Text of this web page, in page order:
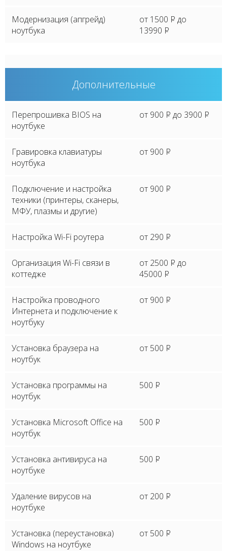
Модернизация (апгрейд)
ноутбука
от 1500 P до
13990 P
Дополнительные
Перепрошивка BIOS на
ноутбуке
от 900 P до 3900 P
Гравировка клавиатуры
ноутбука
от 900 P
Подключение и настройка
техники (принтеры, сканеры,
МФУ, плазмы и другие)
от 900 P
Настройка Wi-Fi роутера от 290 P
Организация Wi-Fi связи в
коттедже
от 2500 P до
45000 P
Настройка проводного
Интернета и подключение к
ноутбуку
от 900 P
Установка браузера на
ноутбук
от 500 P
Установка программы на
ноутбук
500 P
Установка Microsoft Office на
ноутбук
500 P
Установка антивируса на
ноутбуке
500 P
Удаление вирусов на
ноутбуке
от 200 P
Установка (переустановка)
Windows на ноутбуке
от 500 P